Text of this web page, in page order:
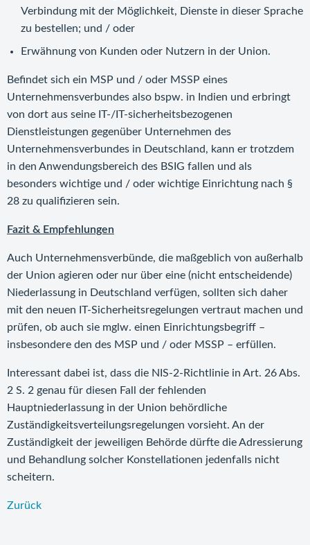
Verbindung mit der Möglichkeit, Dienste in dieser Sprache
zu bestellen; und / oder
Erwähnung von Kunden oder Nutzern in der Union.
Befindet sich ein MSP und / oder MSSP eines
Unternehmensverbundes also bspw. in Indien und erbringt
von dort aus seine IT-/IT-sicherheitsbezogenen
Dienstleistungen gegenüber Unternehmen des
Unternehmensverbundes in Deutschland, kann er trotzdem
in den Anwendungsbereich des BSIG fallen und als
besonders wichtige und / oder wichtige Einrichtung nach §
28 zu qualifizieren sein.
Fazit & Empfehlungen
Auch Unternehmensverbünde, die maßgeblich von außerhalb
der Union agieren oder nur über eine (nicht entscheidende)
Niederlassung in Deutschland verfügen, sollten sich daher
mit den neuen IT-Sicherheitsregelungen vertraut machen und
prüfen, ob auch sie mglw. einen Einrichtungsbegriff –
insbesondere den des MSP und / oder MSSP – erfüllen.
Interessant dabei ist, dass die NIS-2-Richtlinie in Art. 26 Abs.
2 S. 2 genau für diesen Fall der fehlenden
Hauptniederlassung in der Union behördliche
Zuständigkeitsverteilungsregelungen vorsieht. An der
Zuständigkeit der jeweiligen Behörde dürfte die Adressierung
und Behandlung solcher Konstellationen jedenfalls nicht
scheitern.
Zurück